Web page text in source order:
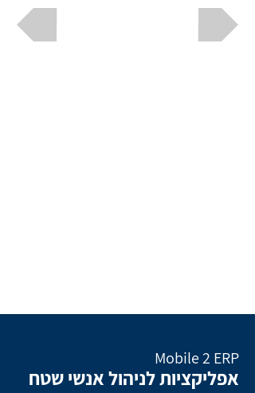
Mobile 2 ERP
אפליקציות לניהול אנשי שטח